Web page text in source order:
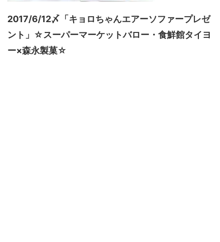
2017/6/12〆「キョロちゃんエアーソファープレゼ
ント」☆スーパーマーケットバロー・食鮮館タイヨ
ー×森永製菓☆